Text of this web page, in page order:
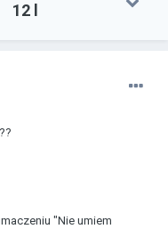
12 l
"Nie umiem